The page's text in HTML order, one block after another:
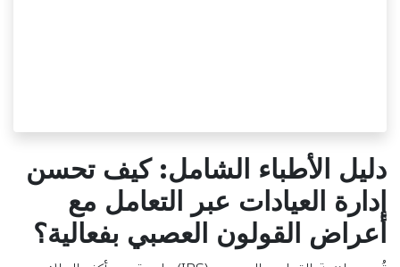
دليل الأطباء الشامل: كيف تحسن
إدارة العيادات عبر التعامل مع
أعراض القولون العصبي بفعالية؟